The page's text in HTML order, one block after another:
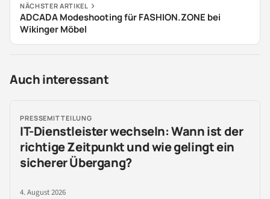
NÄCHSTER ARTIKEL
ADCADA Modeshooting für FASHION.ZONE bei
Wikinger Möbel
Auch interessant
PRESSEMITTEILUNG
IT-Dienstleister wechseln: Wann ist der
richtige Zeitpunkt und wie gelingt ein
sicherer Übergang?
4. August 2026